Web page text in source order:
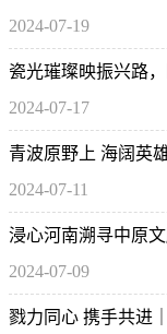
像邀请展颁奖典礼
2024-07-19
瓷光璀璨映振兴路
播学院思政实践团
2024-07-17
青波原野上 海阔英
日纪实
2024-07-11
浸心河南溯寻中原
思政实践团首日活动
2024-07-09
戮力同心 携手共进